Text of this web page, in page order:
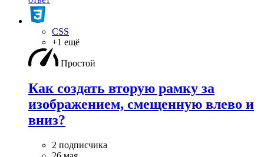
CSS
+1 ещё
Простой
Как создать вторую рамку за
изображением, смещенную влево и
вниз?
2 подписчика